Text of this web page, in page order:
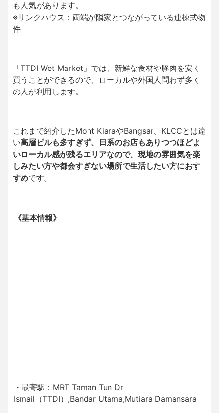
も人気があります。
※リンクハウス：両端が隣家とつながっている連棟式物
件
「TTDI Wet Market」では、新鮮な食材や豚肉を安く
買うことができるので、ローカルや外国人問わず多く
の人が利用します。
これまで紹介したMont KiaraやBangsar、KLCCとは違
い高層ビルも多すぎず、日系のお店もありつつほどよ
いローカル感が残るエリアなので、現地の雰囲気を楽
しみたい方や都会すぎない場所で生活したい方におす
すめです。
《基本情報》
・最寄駅：MRT Taman Tun Dr
Ismail（TTDI）,Bandar Utama,Mutiara Damansara